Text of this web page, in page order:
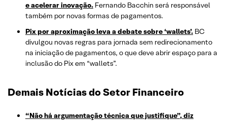
e acelerar inovação. Fernando Bacchin será responsável
também por novas formas de pagamentos.
Pix por aproximação leva a debate sobre ‘wallets’. BC
divulgou novas regras para jornada sem redirecionamento
na iniciação de pagamentos, o que deve abrir espaço para a
inclusão do Pix em “wallets”.
Demais Notícias do Setor Financeiro
“Não há argumentação técnica que justifique”, diz